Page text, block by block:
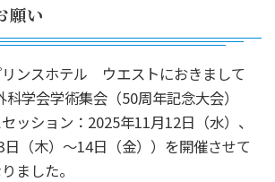
願い
リンスホテル ウエストにおきまして
学会学術集会（50周年記念大会）
ッション：2025年11月12日（水）、
（木）～14日（金））を開催させて
ました。